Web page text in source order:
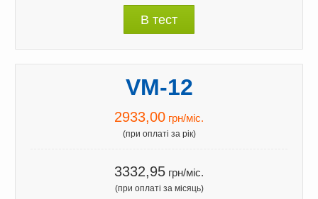
В тест
VM-12
2933,00 грн/міс.
(при оплаті за рік)
3332,95 грн/міс.
(при оплаті за місяць)